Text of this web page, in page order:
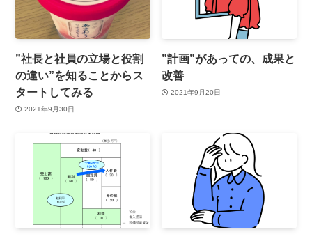
”社長と社員の立場と役割
の違い”を知ることからス
タートしてみる
2021年9月30日
”計画”があっての、成果と
改善
2021年9月20日